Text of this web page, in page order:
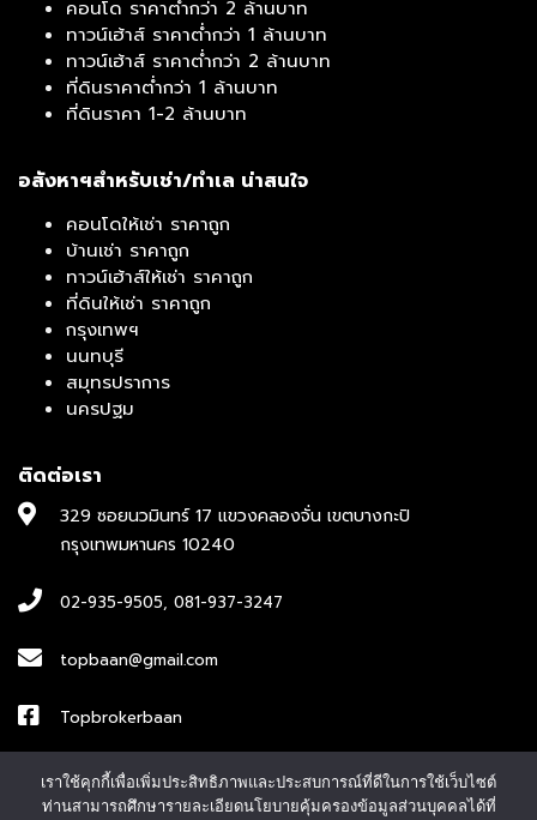
คอนโด ราคาต่ำกว่า 2 ล้านบาท
ทาวน์เฮ้าส์ ราคาต่ำกว่า 1 ล้านบาท
ทาวน์เฮ้าส์ ราคาต่ำกว่า 2 ล้านบาท
ที่ดินราคาต่ำกว่า 1 ล้านบาท
ที่ดินราคา 1-2 ล้านบาท
อสังหาฯสำหรับเช่า/ทำเล น่าสนใจ
คอนโดให้เช่า ราคาถูก
บ้านเช่า ราคาถูก
ทาวน์เฮ้าส์ให้เช่า ราคาถูก
ที่ดินให้เช่า ราคาถูก
กรุงเทพฯ
นนทบุรี
สมุทรปราการ
นครปฐม
ติดต่อเรา
329 ซอยนวมินทร์ 17 แขวงคลองจั่น เขตบางกะปิ
กรุงเทพมหานคร 10240
02-935-9505, 081-937-3247
topbaan@gmail.com
Topbrokerbaan
ID : topbroker1
เราใช้คุกกี้เพื่อเพิ่มประสิทธิภาพและประสบการณ์ที่ดีในการใช้เว็บไซต์
ท่านสามารถศึกษารายละเอียดนโยบายคุ้มครองข้อมูลส่วนบุคคลได้ที่